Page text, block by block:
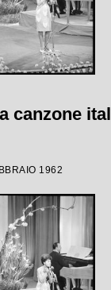
canzone
1962